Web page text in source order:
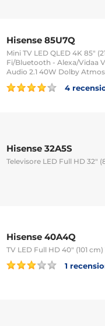
Hisense 85U7Q
Mini TV LED QLED 4K 85"
Fi/Bluetooth - Alexa/Vidaa
Audio 2.1 40W Dolby Atmos
4
Hisense 32A5S
Televisore LED Full HD 32"
Hisense 40A4Q
TV LED Full HD 40" (101
1